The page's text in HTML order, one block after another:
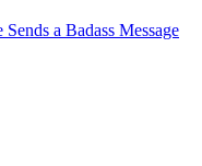
a Badass Message